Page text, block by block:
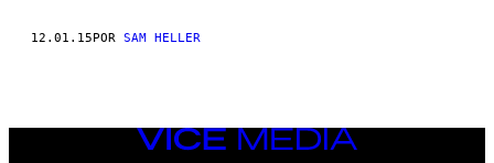
12.01.15POR SAM HELLER
VICE
MEDIA